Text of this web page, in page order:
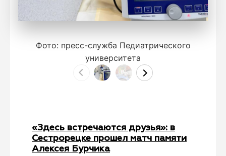
Фото: пресс-служба Педиатрического
университета
«Здесь встречаются друзья»: в
Сестрорецке прошел матч памяти
Алексея Бурчика